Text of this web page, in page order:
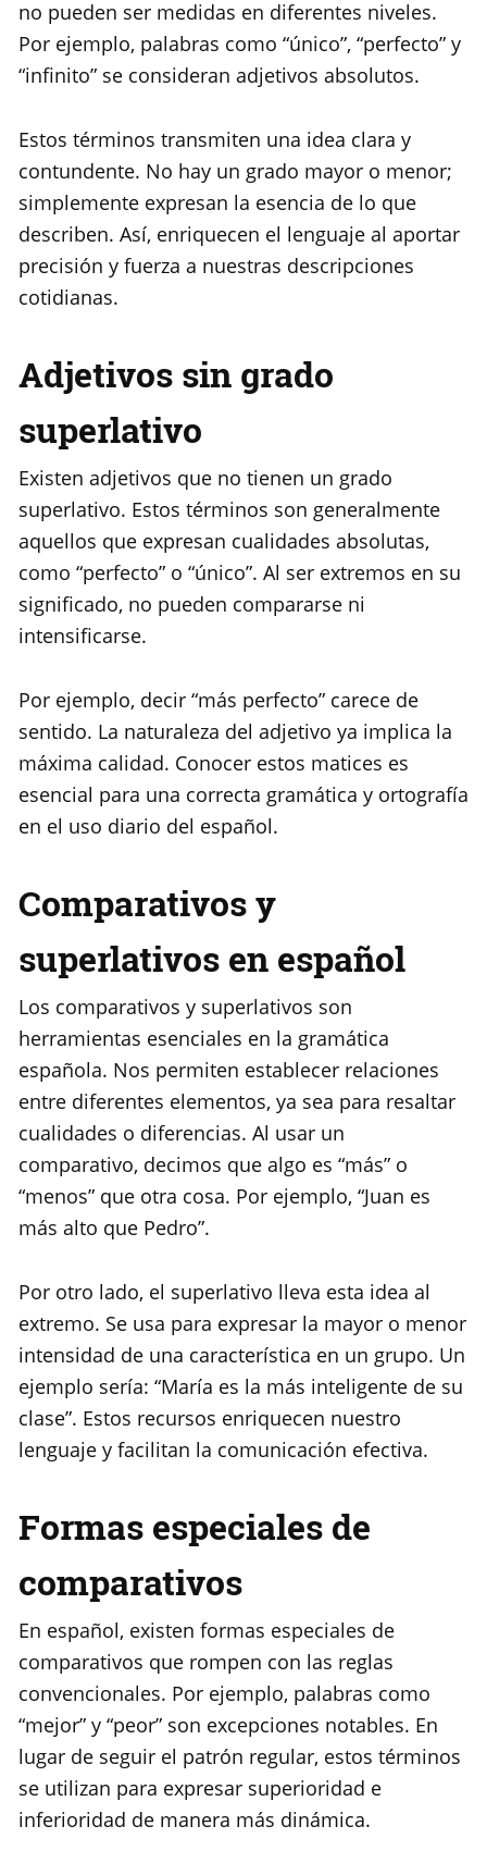
no pueden ser medidas en diferentes niveles.
Por ejemplo, palabras como “único”, “perfecto” y
“infinito” se consideran adjetivos absolutos.
Estos términos transmiten una idea clara y
contundente. No hay un grado mayor o menor;
simplemente expresan la esencia de lo que
describen. Así, enriquecen el lenguaje al aportar
precisión y fuerza a nuestras descripciones
cotidianas.
Adjetivos sin grado
superlativo
Existen adjetivos que no tienen un grado
superlativo. Estos términos son generalmente
aquellos que expresan cualidades absolutas,
como “perfecto” o “único”. Al ser extremos en su
significado, no pueden compararse ni
intensificarse.
Por ejemplo, decir “más perfecto” carece de
sentido. La naturaleza del adjetivo ya implica la
máxima calidad. Conocer estos matices es
esencial para una correcta gramática y ortografía
en el uso diario del español.
Comparativos y
superlativos en español
Los comparativos y superlativos son
herramientas esenciales en la gramática
española. Nos permiten establecer relaciones
entre diferentes elementos, ya sea para resaltar
cualidades o diferencias. Al usar un
comparativo, decimos que algo es “más” o
“menos” que otra cosa. Por ejemplo, “Juan es
más alto que Pedro”.
Por otro lado, el superlativo lleva esta idea al
extremo. Se usa para expresar la mayor o menor
intensidad de una característica en un grupo. Un
ejemplo sería: “María es la más inteligente de su
clase”. Estos recursos enriquecen nuestro
lenguaje y facilitan la comunicación efectiva.
Formas especiales de
comparativos
En español, existen formas especiales de
comparativos que rompen con las reglas
convencionales. Por ejemplo, palabras como
“mejor” y “peor” son excepciones notables. En
lugar de seguir el patrón regular, estos términos
se utilizan para expresar superioridad e
inferioridad de manera más dinámica.